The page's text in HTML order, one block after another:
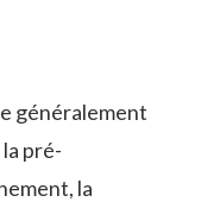
généralement
pré-
la